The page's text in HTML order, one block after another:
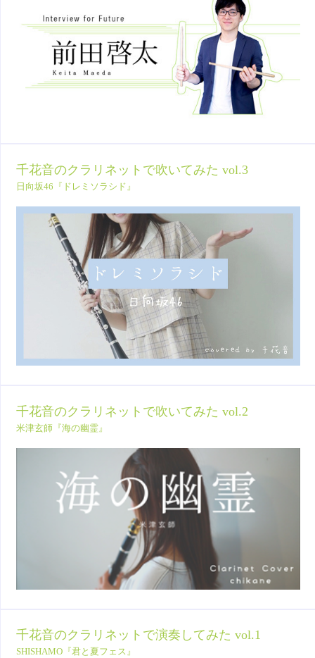
千花音のクラリネットで吹いてみた vol.3
日向坂46『ドレミソラシド』
千花音のクラリネットで吹いてみた vol.2
米津玄師『海の幽霊』
千花音のクラリネットで演奏してみた vol.1
SHISHAMO『君と夏フェス』